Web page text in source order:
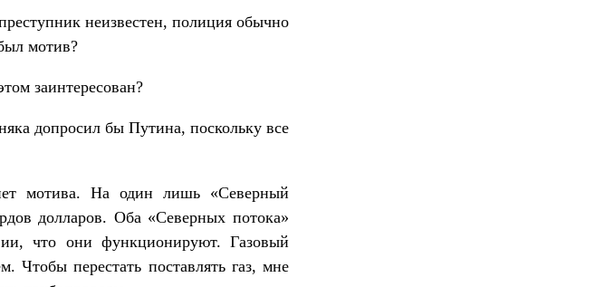
неизвестен, полиция обычно
мотив?
заинтересован?
допросил бы Путина, поскольку все
мотива. На один лишь «Северный
долларов. Оба «Северных потока»
что они функционируют. Газовый
Чтобы перестать поставлять газ, мне